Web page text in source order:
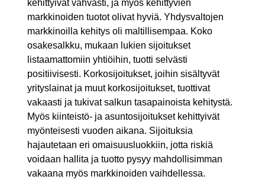
kehittyivät vahvasti, ja myös kehittyvien
markkinoiden tuotot olivat hyviä. Yhdysvaltojen
markkinoilla kehitys oli maltillisempaa. Koko
osakesalkku, mukaan lukien sijoitukset
listaamattomiin yhtiöihin, tuotti selvästi
positiivisesti. Korkosijoitukset, joihin sisältyvät
yrityslainat ja muut korkosijoitukset, tuottivat
vakaasti ja tukivat salkun tasapainoista kehitystä.
Myös kiinteistö- ja asuntosijoitukset kehittyivät
myönteisesti vuoden aikana. Sijoituksia
hajautetaan eri omaisuusluokkiin, jotta riskiä
voidaan hallita ja tuotto pysyy mahdollisimman
vakaana myös markkinoiden vaihdellessa.